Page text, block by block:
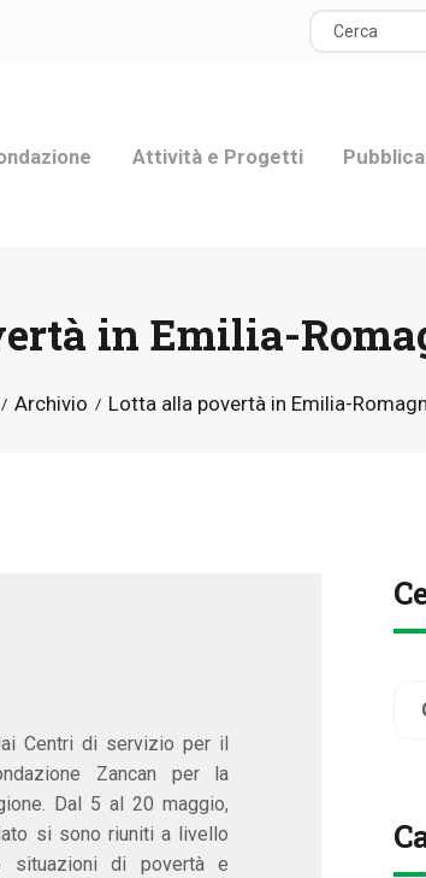
Attività e Progetti
in Emilia-
Archivio Lotta alla povertà in Emilia-
E
Centri di servizio per il
Zancan per la
Dal 5 al 20 maggio,
si sono riuniti a livello
situazioni di povertà e